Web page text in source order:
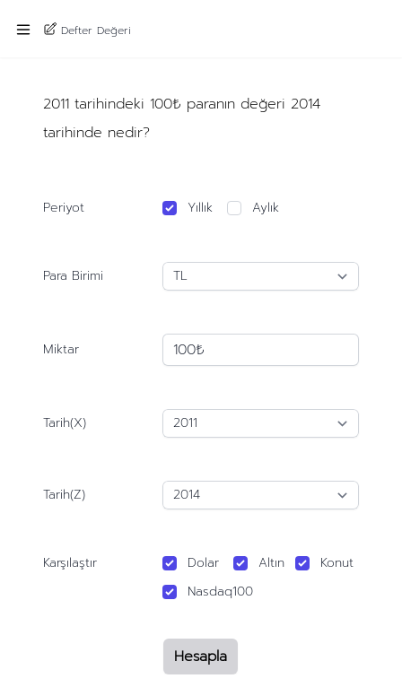
Defter Değeri
2011 tarihindeki 100₺ paranın değeri 2014
tarihinde nedir?
Periyot Yıllık Aylık
Para Birimi
Miktar
Tarih(X)
Tarih(Z)
Karşılaştır Dolar Altın
Konut
Nasdaq100
Hesapla